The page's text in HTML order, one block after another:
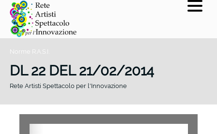
Norme R.A.S.I.
DL 22 DEL 21/02/2014
Rete Artisti Spettacolo per l'Innovazione